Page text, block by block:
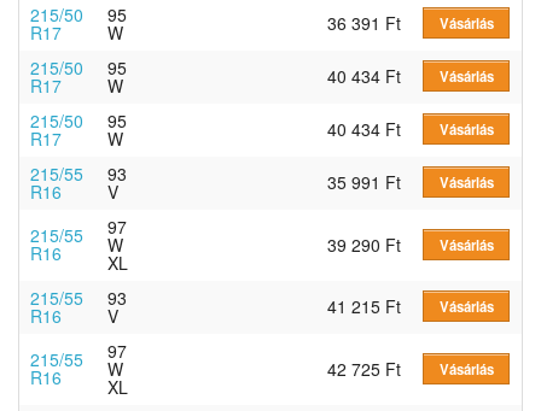
215/50
R17
95
W 36 391 Ft Vásárlás
215/50
R17
95
W 40 434 Ft Vásárlás
215/50
R17
95
W 40 434 Ft Vásárlás
215/55
R16
93
V 35 991 Ft Vásárlás
215/55
R16
97
W
XL
39 290 Ft Vásárlás
215/55
R16
93
V 41 215 Ft Vásárlás
215/55
R16
97
W
XL
42 725 Ft Vásárlás